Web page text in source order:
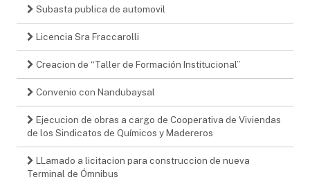
Subasta publica de automovil
Licencia Sra Fraccarolli
Creacion de “Taller de Formación Institucional”
Convenio con Nandubaysal
Ejecucion de obras a cargo de Cooperativa de Viviendas
de los Sindicatos de Químicos y Madereros
LLamado a licitacion para construccion de nueva
Terminal de Ómnibus